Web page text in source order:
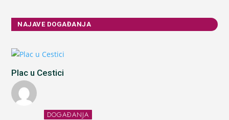
NAJAVE DOGAĐANJA
Plac u Cestici
DOGAĐANJA